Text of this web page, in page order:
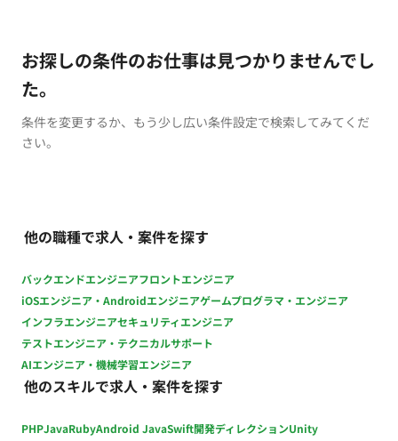
お探しの条件のお仕事は見つかりませんでし
た。
条件を変更するか、もう少し広い条件設定で検索してみてくだ
さい。
他の職種で求人・案件を探す
バックエンドエンジニアフロントエンジニア
iOSエンジニア・Androidエンジニアゲームプログラマ・エンジニア
インフラエンジニアセキュリティエンジニア
テストエンジニア・テクニカルサポート
AIエンジニア・機械学習エンジニア
他のスキルで求人・案件を探す
PHPJavaRubyAndroid JavaSwift開発ディレクションUnity